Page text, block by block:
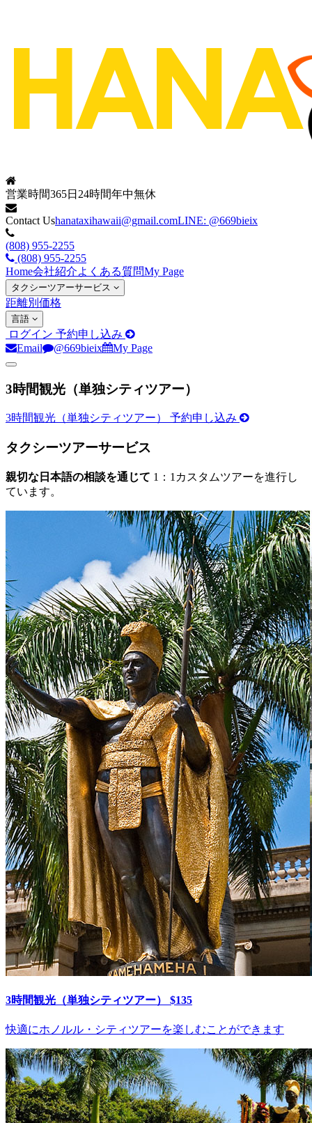
営業時間365日24時間年中無休
Contact Ushanataxihawaii@gmail.comLINE: @669bieix
(808) 955-2255
(808) 955-2255
Home会社紹介よくある質問My Page
タクシーツアーサービス
距離別価格
言語
ログイン 予約申し込み
Email
@669bieix My Page
3時間観光（単独シティツアー）
3時間観光（単独シティツアー） 予約申し込み
タクシーツアーサービス
親切な日本語の相談を通じて 1：1カスタムツアーを進行し
ています。
3時間観光（単独シティツアー） $135
快適にホノルル・シティツアーを楽しむことができます